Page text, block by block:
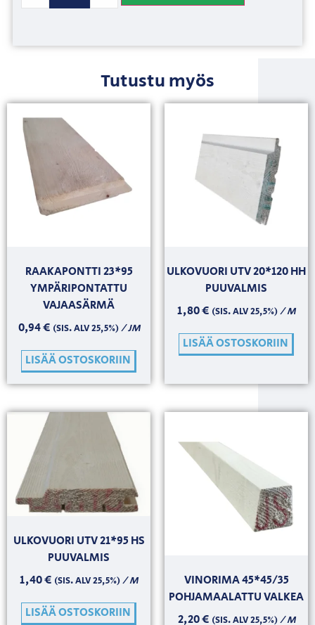
Tutustu myös
RAAKAPONTTI 23*95
YMPÄRIPONTATTU
VAJAASÄRMÄ
0,94€ (SIS. ALV 25,5%)/ JM
LISÄÄ OSTOSKORIIN
ULKOVUORI UTV 20*120 HH
PUUVALMIS
1,80€ (SIS. ALV 25,5%)/ M
LISÄÄ OSTOSKORIIN
ULKOVUORI UTV 21*95 HS
PUUVALMIS
1,40€ (SIS. ALV 25,5%)/ M
LISÄÄ OSTOSKORIIN
VINORIMA 45*45/35
POHJAMAALATTU VALKEA
2,20€ (SIS. ALV 25,5%)/ M